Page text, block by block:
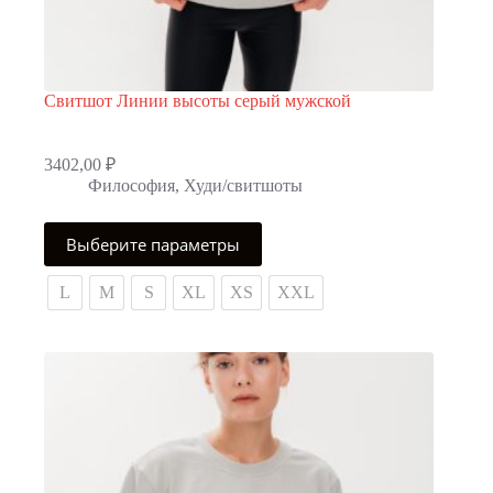
Свитшот Линии высоты серый мужской
3402,00 ₽
Философия, Худи/свитшоты
Выберите параметры
Этот
товар
имеет
несколько
вариаций.
L M S XL XS XXL